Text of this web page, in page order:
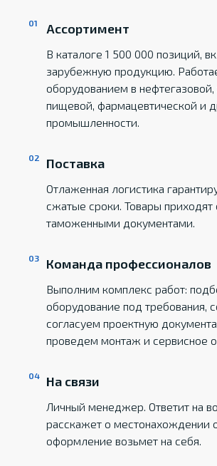
Ассортимент
В каталоге 1 500 000 позиций,
зарубежную продукцию.
оборудованием в
пищевой, фармацевтической и
промышленности.
Поставка
Отлаженная логистика
сжатые сроки. Товары приходят
таможенными документами.
Команда профессионалов
Выполним комплекс работ:
оборудование под требования,
согласуем проектную
проведем монтаж и сервисное
На связи
Личный менеджер. Ответит на
расскажет о местонахождении
оформление возьмет на себя.